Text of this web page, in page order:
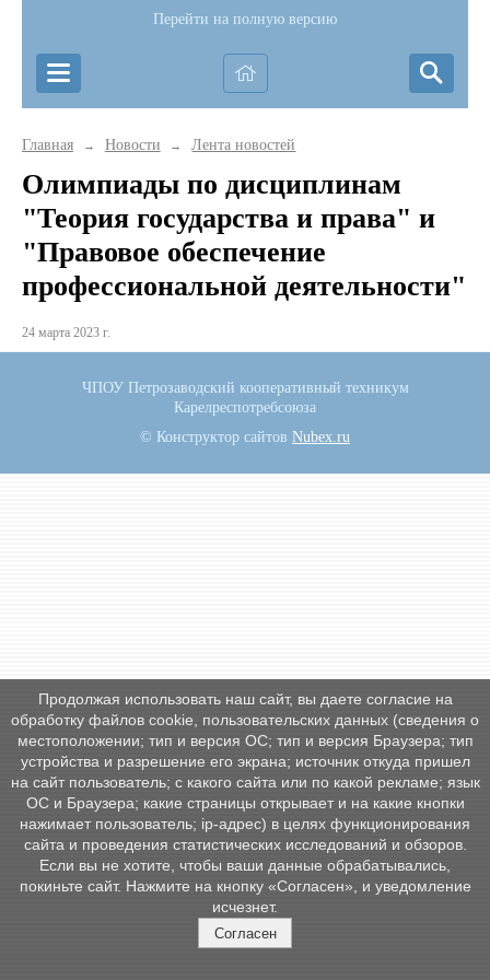
Перейти на полную версию
Главная → Новости → Лента новостей
Олимпиады по дисциплинам
"Теория государства и права" и
"Правовое обеспечение
профессиональной деятельности"
24 марта 2023 г.
ЧПОУ Петрозаводский кооперативный техникум
Карелреспотребсоюза
© Конструктор сайтов Nubex.ru
Продолжая использовать наш сайт, вы даете согласие на
обработку файлов cookie, пользовательских данных (сведения о
местоположении; тип и версия ОС; тип и версия Браузера; тип
устройства и разрешение его экрана; источник откуда пришел
на сайт пользователь; с какого сайта или по какой рекламе; язык
ОС и Браузера; какие страницы открывает и на какие кнопки
нажимает пользователь; ip-адрес) в целях функционирования
сайта и проведения статистических исследований и обзоров.
Если вы не хотите, чтобы ваши данные обрабатывались,
покиньте сайт. Нажмите на кнопку «Согласен», и уведомление
исчезнет.
Согласен